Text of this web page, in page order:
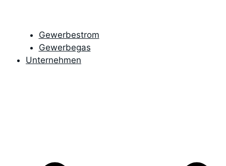
Gewerbestrom
Gewerbegas
Unternehmen